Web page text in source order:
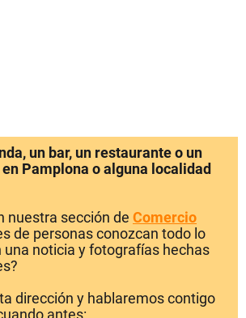
un bar, un restaurante o un
Pamplona o alguna localidad
nuestra sección de Comercio
de personas conozcan todo lo
una noticia y fotografías hechas
dirección y hablaremos contigo
antes: